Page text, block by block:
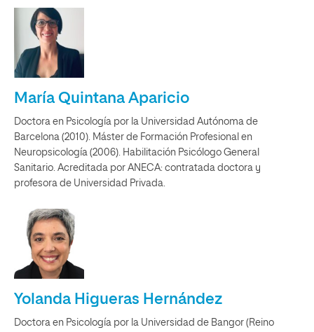
María Quintana Aparicio
Doctora en Psicología por la Universidad Autónoma de
Barcelona (2010). Máster de Formación Profesional en
Neuropsicología (2006). Habilitación Psicólogo General
Sanitario. Acreditada por ANECA: contratada doctora y
profesora de Universidad Privada.
Yolanda Higueras Hernández
Doctora en Psicología por la Universidad de Bangor (Reino